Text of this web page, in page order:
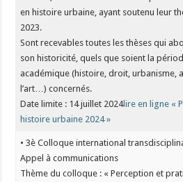
en histoire urbaine, ayant soutenu leur
2023.
Sont recevables toutes les thèses qui
son historicité, quels que soient la
académique (histoire, droit, urbanisme,
l’art…) concernés.
Date limite : 14 juillet 2024lire en ligne «
histoire urbaine 2024 »
• 3è Colloque international
Appel à communications
Thème du colloque : « Perception et